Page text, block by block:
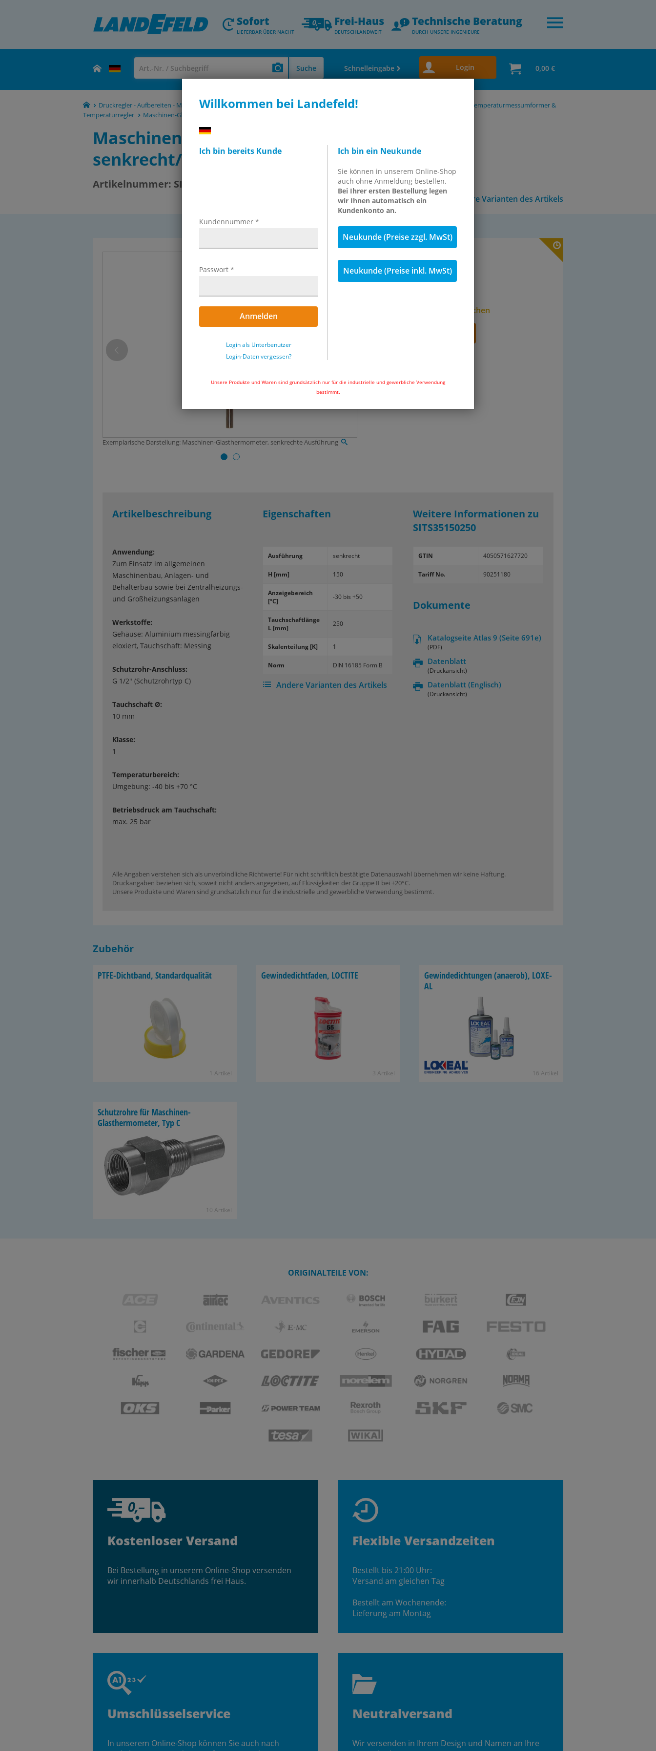
Willkommen bei Landefeld!
Ich bin bereits Kunde
Kundennummer *
Passwort *
Anmelden
Login als Unterbenutzer
Login-Daten vergessen?
Ich bin ein Neukunde
Sie können in unserem Online-Shop
auch ohne Anmeldung bestellen.
Bei Ihrer ersten Bestellung legen
wir Ihnen automatisch ein
Kundenkonto an.
Neukunde (Preise zzgl. MwSt)
Neukunde (Preise inkl. MwSt)
Unsere Produkte und Waren sind grundsätzlich nur für die industrielle und gewerbliche Verwendung
bestimmt.
Sofort
LIEFERBAR ÜBER NACHT
Frei-Haus
DEUTSCHLANDWEIT
Technische Beratung
DURCH UNSERE INGENIEURE
Suche Schnelleingabe Login 0,00 €
Druckregler - Aufbereiten - Manometer - Thermometer - Durchfluss- & Füllstandsmessung
Thermometer, Temperaturschalter, Temperaturmessumformer &
Temperaturregler
Maschinen-Glasthermometer, Klasse 1,0
Maschinenthermometer (150mm)
senkrecht/-30 bis +50°C/250mm
Artikelnummer: SITS 35150250
Andere Varianten des Artikels
inkl. MwSt.
Exemplarische Darstellung: Maschinen-Glasthermometer, senkrechte Ausführung
144,72 €
Menge Stk.
wieder lieferbar in ⌀ 5 Wochen
Artikelbeschreibung
Anwendung:
Zum Einsatz im allgemeinen
Maschinenbau, Anlagen- und
Behälterbau sowie bei Zentralheizungs-
und Großheizungsanlagen
Werkstoffe:
Gehäuse: Aluminium messingfarbig
eloxiert, Tauchschaft: Messing
Schutzrohr-Anschluss:
G 1/2" (Schutzrohrtyp C)
Tauchschaft Ø:
10 mm
Klasse:
1
Temperaturbereich:
Umgebung: -40 bis +70 °C
Betriebsdruck am Tauchschaft:
max. 25 bar
Eigenschaften
Aus­füh­rung senk­recht
H [mm] 150
An­zei­ge­be­reich
[°C]
-30 bis +50
Tauch­schaft­län­ge
L [mm]
250
Ska­len­tei­lung [K] 1
Norm DIN 16185 Form B
Andere Varianten des Artikels
Weitere Informationen zu
SITS35150250
GTIN 4050571627720
Tariff No. 90251180
Dokumente
Katalogseite Atlas 9 (Seite 691e)
(PDF)
Datenblatt
(Druckansicht)
Datenblatt (Englisch)
(Druckansicht)
Alle Angaben verstehen sich als unverbindliche Richtwerte! Für nicht schriftlich bestätigte Datenauswahl übernehmen wir keine Haftung.
Druckangaben beziehen sich, soweit nicht anders angegeben, auf Flüssigkeiten der Gruppe II bei +20°C.
Unsere Produkte und Waren sind grundsätzlich nur für die industrielle und gewerbliche Verwendung bestimmt.
Zubehör
PTFE-​Dichtband, Stan­dard­qua­li­tät
1 Ar­ti­kel
Ge­win­de­dicht­fa­den, LOC­TI­TE
3 Ar­ti­kel
Ge­win­de­dich­tun­gen (an­ae­rob), LO­XE­
AL
16 Ar­ti­kel
Schutz­roh­re für Maschinen-​
Glasthermometer, Typ C
10 Ar­ti­kel
ORIGINALTEILE VON:
Kostenloser Versand
Bei Bestellung in unserem Online-Shop versenden
wir innerhalb Deutschlands frei Haus.
Flexible Versandzeiten
Bestellt bis 21:00 Uhr:
Versand am gleichen Tag
Bestellt am Wochenende:
Lieferung am Montag
Umschlüsselservice
In unserem Online-Shop können Sie auch nach
Neutralversand
Wir versenden in Ihrem Design und Namen an Ihre